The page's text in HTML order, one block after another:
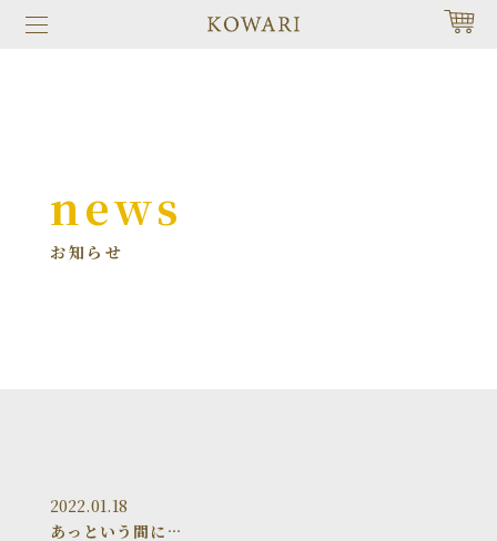
news
お知らせ
2022.01.18
あっという間に…